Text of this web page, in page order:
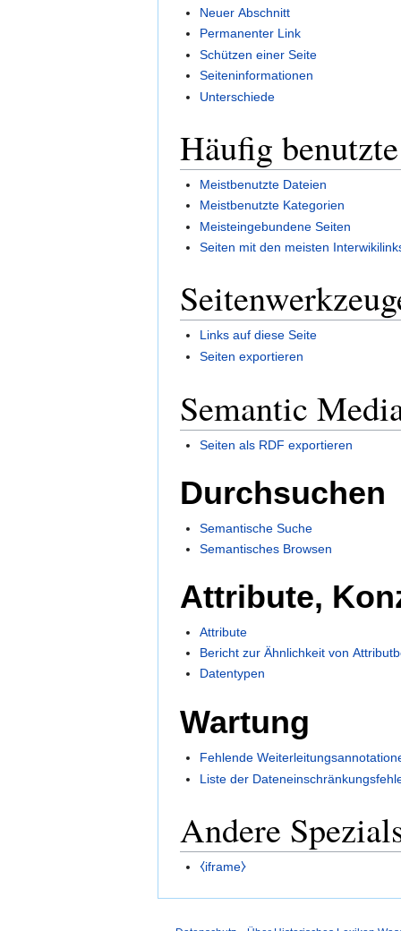
Neuer Abschnitt
Permanenter Link
Schützen einer Seite
Seiteninformationen
Unterschiede
Häufig
Meistbenutzte Dateien
Meistbenutzte Kategorien
Meisteingebundene Seiten
Seiten mit den meisten
Links auf diese Seite
Seiten exportieren
Semantic
Seiten als RDF exportieren
Durchsuchen
Semantische Suche
Semantisches Browsen
Attribute,
Attribute
Bericht zur Ähnlichkeit von
Datentypen
Wartung
Fehlende
Liste der
Andere
⧼iframe⧽